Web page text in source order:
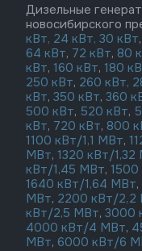
Дизельные
новосибирского
кВт, 24 кВт, 30 кВт,
64 кВт, 72 кВт, 80
кВт, 160 кВт, 180
250 кВт, 260 кВт,
кВт, 350 кВт, 360
500 кВт, 520 кВт,
кВт, 720 кВт, 800
1100 кВт/1,1 МВт,
МВт, 1320 кВт/1,32
кВт/1,45 МВт,
1640 кВт/1,64 МВт,
МВт, 2200 кВт/2,2
кВт/2,5 МВт, 3000
4000 кВт/4 МВт,
МВт, 6000 кВт/6